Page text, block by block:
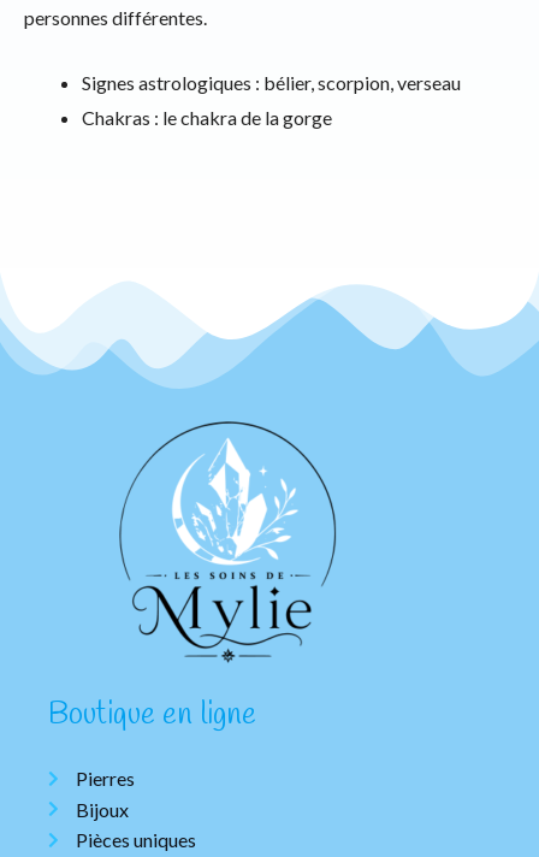
personnes différentes.
Signes astrologiques : bélier, scorpion, verseau
Chakras : le chakra de la gorge
Boutique en ligne
Pierres
Bijoux
Pièces uniques